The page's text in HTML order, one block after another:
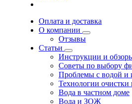
Оплата и доставка
О компании
Отзывы
Статьи
Инструкции и
Советы по выбору
Проблемы с водой и
Технологии очистки
Вода в частном доме
Вода и ЗОЖ